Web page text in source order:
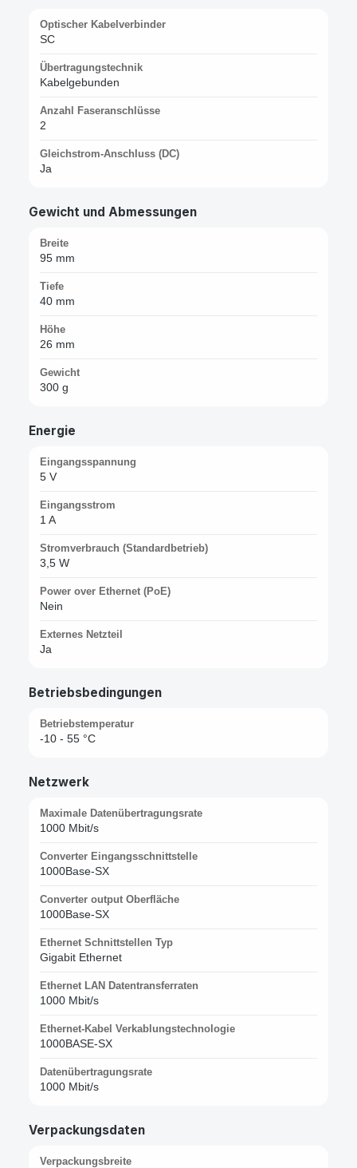
Optischer Kabelverbinder
SC
Übertragungstechnik
Kabelgebunden
Anzahl Faseranschlüsse
2
Gleichstrom-Anschluss (DC)
Ja
Gewicht und Abmessungen
Breite
95 mm
Tiefe
40 mm
Höhe
26 mm
Gewicht
300 g
Energie
Eingangsspannung
5 V
Eingangsstrom
1 A
Stromverbrauch (Standardbetrieb)
3,5 W
Power over Ethernet (PoE)
Nein
Externes Netzteil
Ja
Betriebsbedingungen
Betriebstemperatur
-10 - 55 °C
Netzwerk
Maximale Datenübertragungsrate
1000 Mbit/s
Converter Eingangsschnittstelle
1000Base-SX
Converter output Oberfläche
1000Base-SX
Ethernet Schnittstellen Typ
Gigabit Ethernet
Ethernet LAN Datentransferraten
1000 Mbit/s
Ethernet-Kabel Verkablungstechnologie
1000BASE‑SX
Datenübertragungsrate
1000 Mbit/s
Verpackungsdaten
Verpackungsbreite